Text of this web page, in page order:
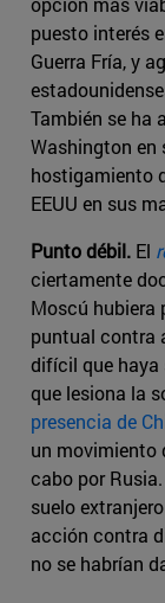
puesto interés
Guerra Fría, y
También se ha
Washington en
hostigamiento
EEUU en sus
Punto débil. El
ciertamente
Moscú hubiera
puntual contra
difícil que haya
que lesiona la
presencia de
un movimiento
cabo por
suelo
acción contra
no se habrían